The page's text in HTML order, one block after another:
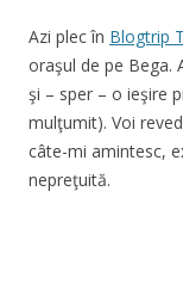
Azi plec în Blogtrip
oraşul de pe Bega.
şi – sper – o ieşire
mulţumit). Voi
câte-mi amintesc,
nepreţuită.